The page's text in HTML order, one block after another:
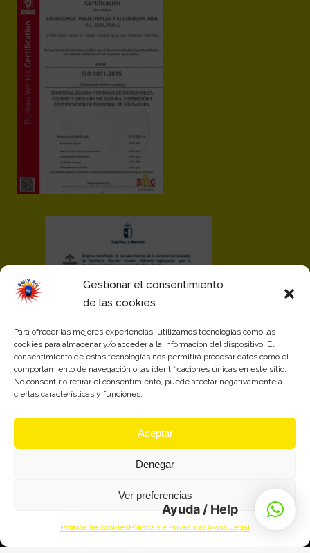
Gestionar el consentimiento
de las cookies
Para ofrecer las mejores experiencias, utilizamos tecnologías como las
cookies para almacenar y/o acceder a la información del dispositivo. El
consentimiento de estas tecnologías nos permitirá procesar datos como el
comportamiento de navegación o las identificaciones únicas en este sitio.
No consentir o retirar el consentimiento, puede afectar negativamente a
ciertas características y funciones.
Aceptar
Denegar
Ver preferencias
Política de cookiesPolítica de PrivacidadAviso Legal
© Soluciones Industriales y Soldadura 2008, S.L.U. - SOLYSOL. Todos los derechos
Ayuda / Help